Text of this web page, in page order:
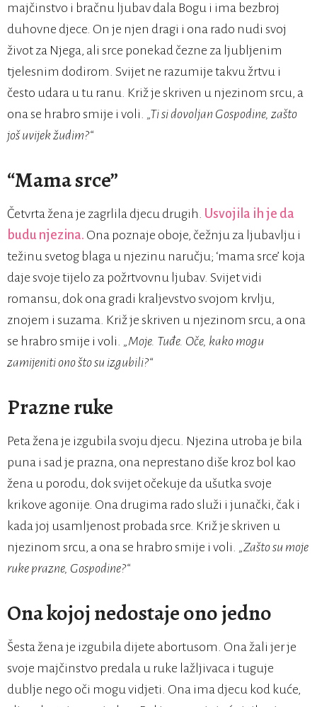
majčinstvo i bračnu ljubav dala Bogu i ima bezbroj
duhovne djece. On je njen dragi i ona rado nudi svoj
život za Njega, ali srce ponekad čezne za ljubljenim
tjelesnim dodirom. Svijet ne razumije takvu žrtvu i
često udara u tu ranu. Križ je skriven u njezinom srcu, a
ona se hrabro smije i voli. „Ti si dovoljan Gospodine, zašto
još uvijek žudim?“
“Mama srce”
Četvrta žena je zagrlila djecu drugih. Usvojila ih je da
budu njezina. Ona poznaje oboje, čežnju za ljubavlju i
težinu svetog blaga u njezinu naručju; ‘mama srce’ koja
daje svoje tijelo za požrtvovnu ljubav. Svijet vidi
romansu, dok ona gradi kraljevstvo svojom krvlju,
znojem i suzama. Križ je skriven u njezinom srcu, a ona
se hrabro smije i voli. „Moje. Tuđe. Oče, kako mogu
zamijeniti ono što su izgubili?“
Prazne ruke
Peta žena je izgubila svoju djecu. Njezina utroba je bila
puna i sad je prazna, ona neprestano diše kroz bol kao
žena u porodu, dok svijet očekuje da ušutka svoje
krikove agonije. Ona drugima rado služi i junački, čak i
kada joj usamljenost probada srce. Križ je skriven u
njezinom srcu, a ona se hrabro smije i voli. „Zašto su moje
ruke prazne, Gospodine?“
Ona kojoj nedostaje ono jedno
Šesta žena je izgubila dijete abortusom. Ona žali jer je
svoje majčinstvo predala u ruke lažljivaca i tuguje
dublje nego oči mogu vidjeti. Ona ima djecu kod kuće,